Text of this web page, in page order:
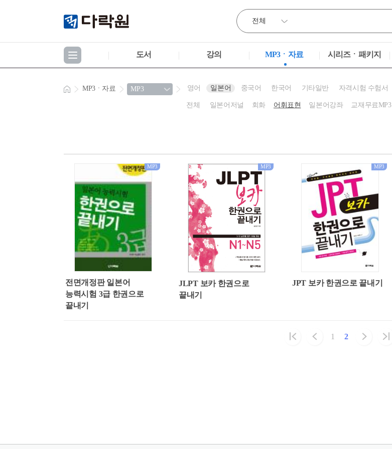
도서 강의 MP3ㆍ자료 시리즈ㆍ패키지
MP3ㆍ자료 영어 일본어 중국어 한국어 기타일반 자격시험 수험서
전체 일본어저널 회화 어휘표현 일본어강좌 교재무료MP3
MP3
전면개정판 일본어
능력시험 3급 한권으로
끝내기
MP3
JLPT 보카 한권으로
끝내기
MP3
JPT 보카 한권으로 끝내기
1 2